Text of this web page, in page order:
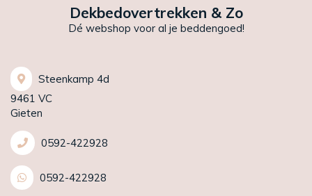
Dekbedovertrekken & Zo
Dé webshop voor al je beddengoed!
Steenkamp 4d
9461 VC
Gieten
0592-422928
0592-422928